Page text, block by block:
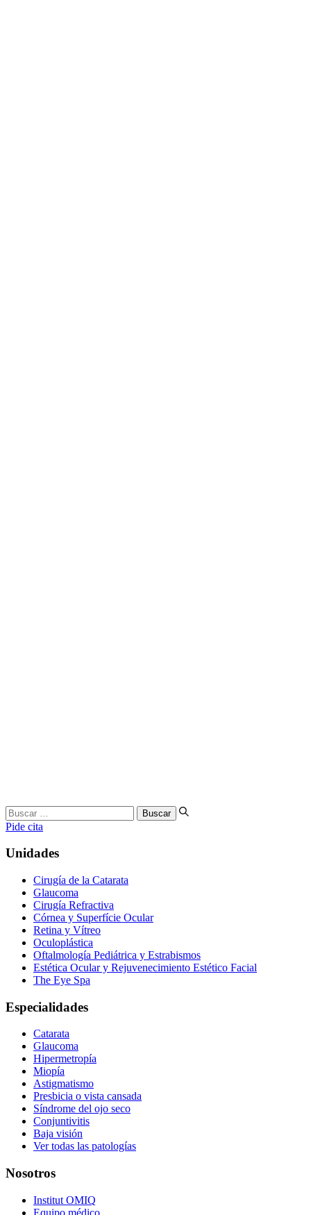
Buscar
…
Pide cita
Unidades
Cirugía de la Catarata
Glaucoma
Cirugía Refractiva
Córnea y Superfície Ocular
Retina y Vítreo
Oculoplástica
Oftalmología Pediátrica y Estrabismos
Estética Ocular y Rejuvenecimiento Estético Facial
The Eye Spa
Especialidades
Catarata
Glaucoma
Hipermetropía
Miopía
Astigmatismo
Presbicia o vista cansada
Síndrome del ojo seco
Conjuntivitis
Baja visión
Ver todas las patologías
Nosotros
Institut OMIQ
Equipo médico